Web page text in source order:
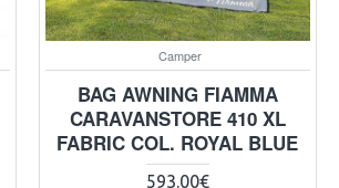
Camper
BAG AWNING FIAMMA
CARAVANSTORE 410 XL
FABRIC COL. ROYAL BLUE
593.00€